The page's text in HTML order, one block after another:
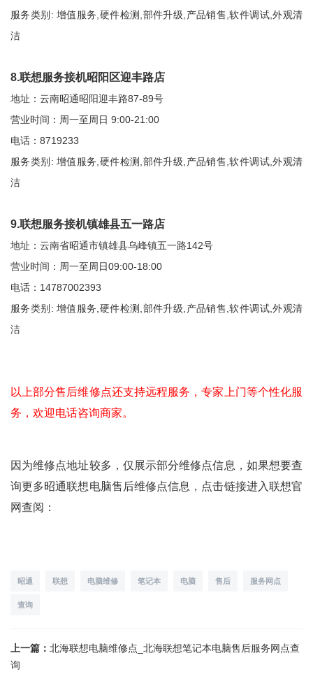
服务类别: 增值服务,硬件检测,部件升级,产品销售,软件调试,外观清
洁
8.联想服务接机昭阳区迎丰路店
地址：云南昭通昭阳迎丰路87-89号
营业时间：周一至周日 9:00-21:00
电话：8719233
服务类别: 增值服务,硬件检测,部件升级,产品销售,软件调试,外观清
洁
9.联想服务接机镇雄县五一路店
地址：云南省昭通市镇雄县乌峰镇五一路142号
营业时间：周一至周日09:00-18:00
电话：14787002393
服务类别: 增值服务,硬件检测,部件升级,产品销售,软件调试,外观清
洁
以上部分售后维修点还支持远程服务，专家上门等个性化服
务，欢迎电话咨询商家。
因为维修点地址较多，仅展示部分维修点信息，如果想要查
询更多昭通联想电脑售后维修点信息，点击链接进入联想官
网查阅：
昭通 联想 电脑维修 笔记本 电脑 售后 服务网点
查询
上一篇： 北海联想电脑维修点_北海联想笔记本电脑售后服务网点查
询